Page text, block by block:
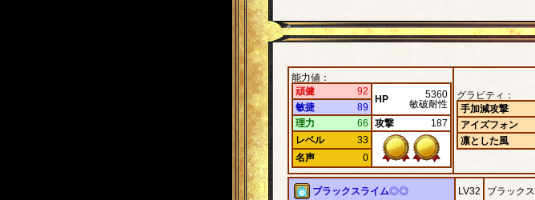
能力値：
頑健
92
HP
5360
敏破耐性
敏捷
89
理力
66 攻撃
187
レベル
33
名声
0
グラビティ：
手加減攻撃
アイズフォン
凛とした風
ブラックスライム◎◎
LV32 ブラック